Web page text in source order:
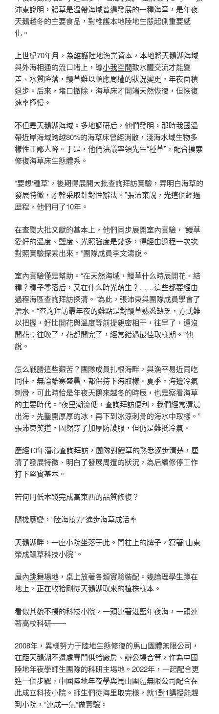
沛東說明，鰻草是溫帶海域普遍發展的一種海草，是年夜
天鵝越冬的主要食品，對維護本地陸地生態起側重要感
化。
上世紀70年月，為維護陸地漁業資本，本地將天鵝湖海域
與外海相通的流口堵上，導小我空間致水體交流才能變
差、水質降落，鰻草難以順應周遭的狀況變更，年夜面積
退步。后來，堵口撤除，海草床才開端天然恢復，但恢復
速率極慢。
不但是天鵝湖海域。多地調研后，他們發明，那時我國溫
帶近岸海域跨越80%的海草床曾經消散，淺海水域生物多
樣性正鄙人降。于是，他們決議率領先生“種草”，配合摸索
修復海草床生態體系。
“要想‘種草’，後期得展開大批查詢拜訪實驗，弄明白海草的
發展特徵，才幹采取針對性辦法。”張沛東說，光這個經過
歷程，他們用了10年。
在查閱大批文獻的基本上，他們同步展開室內實驗，“鰻草
愛好的溫度、鹽度、光照強度是幾多，得經由過程一次次
對照實驗探索出來。”團隊成員李文濤說。
室內實驗僅是幫助。“在天然海域，鰻草什么時辰開花、結
種？種子零落后，又在什么時光萌生？……這些都要經由
過程海區查詢拜訪探清。”為此，張沛東與團隊成員學會了
潛水。“查詢拜訪最年夜的難點是對鰻草熟悉缺乏，方式難
以把握，好比開花與溫度等前提親密相干，往早了，還沒
開花；往晚了，花都開完了，經常錯過最佳取樣期。”他
說。
怎么戰勝這些艱苦？團隊成員扎根海畔，與漁平易近同吃
同住，無論酷寒盛暑，都保持下海取樣。夏季，海邊冷氣
刺骨，可此時恰是年夜天鵝來越冬的時辰，也是察看海草
的主要時代。“夜里潮流低，查詢拜訪便利，我們經常清晨
出海，先鑿開厚厚的冰，再下到冰涼刺骨的海水中取樣。”
張沛東笑道，固然穿了加厚防護服，但仍是難抵冷氣。
歷經10年潛心查詢拜訪，團隊對鰻草的熟悉逐步清楚，厘
清了發展特徵、明白了發展周遭的狀況，為后續修停工作
打下堅實基本。
若何用低本錢完成高東西的品質修復？
隨機應變，“陸海接力”進步海草成活率
天鵝湖畔，一座小院坐落于此。門柱上的牌子，寫著“山東
榮成鰻草科技小院”。
屋內跳舞場地 ，桌上放著各類實驗裝配。幾論理學生蹲在
地上，正在收拾剛從天鵝湖取來的植株樣本。
看似其貌不揚的科技小院，一頭連著湛藍年夜海，一頭連
著高校科研——
2008年，異樣努力于陸地生態修復的馬山團體無限公司，
在距天鵝湖不遠處專門供給廠房、辦公場合等，作為中國
陸地年夜學師生團隊的科研主場地。2022年，一起配合更
進一個步驟，中國陸地年夜學與馬山團體無限公司配合在
此成立科技小院。師生們從海里取完樣，就1對1講授能趕
到小院，“連成一氣”做實驗。